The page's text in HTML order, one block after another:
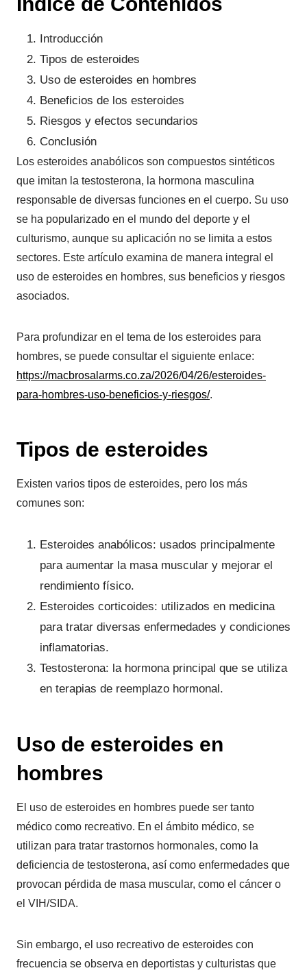
Introducción
Tipos de esteroides
Uso de esteroides en hombres
Beneficios de los esteroides
Riesgos y efectos secundarios
Conclusión
Los esteroides anabólicos son compuestos sintéticos
que imitan la testosterona, la hormona masculina
responsable de diversas funciones en el cuerpo. Su uso
se ha popularizado en el mundo del deporte y el
culturismo, aunque su aplicación no se limita a estos
sectores. Este artículo examina de manera integral el
uso de esteroides en hombres, sus beneficios y riesgos
asociados.
Para profundizar en el tema de los esteroides para
hombres, se puede consultar el siguiente enlace:
https://macbrosalarms.co.za/2026/04/26/esteroides-
para-hombres-uso-beneficios-y-riesgos/.
Tipos de esteroides
Existen varios tipos de esteroides, pero los más
comunes son:
Esteroides anabólicos: usados principalmente
para aumentar la masa muscular y mejorar el
rendimiento físico.
Esteroides corticoides: utilizados en medicina
para tratar diversas enfermedades y condiciones
inflamatorias.
Testosterona: la hormona principal que se utiliza
en terapias de reemplazo hormonal.
Uso de esteroides en
hombres
El uso de esteroides en hombres puede ser tanto
médico como recreativo. En el ámbito médico, se
utilizan para tratar trastornos hormonales, como la
deficiencia de testosterona, así como enfermedades que
provocan pérdida de masa muscular, como el cáncer o
el VIH/SIDA.
Sin embargo, el uso recreativo de esteroides con
frecuencia se observa en deportistas y culturistas que